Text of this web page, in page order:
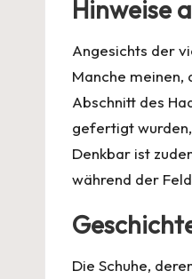
Hinweise
Angesichts der
Manche meinen,
Abschnitt des
gefertigt
Denkbar ist
während der
Die Schuhe,